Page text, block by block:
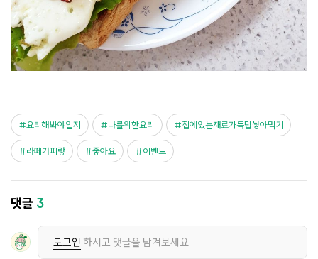
요리해봐야알지 나를위한요리 집에있는재료가득탑쌓아먹기
라떼커피랑 좋아요 이벤트
댓글 3
로그인 하시고 댓글을 남겨보세요.